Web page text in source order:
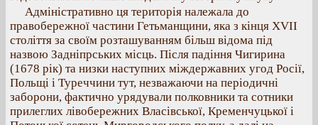
Адміністративно ця територія належала до
правобережної частини Гетьманщини, яка з кінця XVII
століття за своїм розташуванням більш відома під
назвою Задніпрських місць. Після падіння Чигирина
(1678 рік) та низки наступних міждержавних угод Росії,
Польщі і Туреччини тут, незважаючи на періодичні
заборони, фактично урядували полковники та сотники
прилеглих лівобережних Власівської, Кременчуцької і